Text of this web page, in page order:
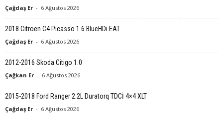
Çağdaş Er - 6 Ağustos 2026
2018 Citroen C4 Picasso 1.6 BlueHDi EAT
Çağdaş Er - 6 Ağustos 2026
2012-2016 Skoda Citigo 1.0
Çağkan Er - 6 Ağustos 2026
2015-2018 Ford Ranger 2.2L Duratorq TDCİ 4×4 XLT
Çağdaş Er - 6 Ağustos 2026